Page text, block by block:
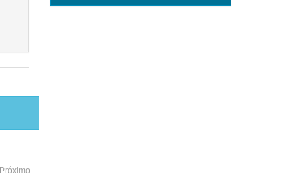
Próximo